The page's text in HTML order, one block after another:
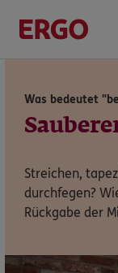
Versicherungen &
Was bedeutet
Streichen,
durchfegen?
Rückgabe der